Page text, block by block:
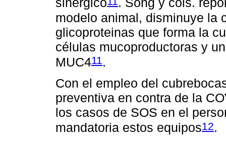
sinérgico
. Song y cols.
modelo animal, disminuye la
glicoproteinas que forma la
células mucoproductoras y
MUC411.
Con el empleo del
preventiva en contra de la
los casos de SOS en el
mandatoria estos equipos12.